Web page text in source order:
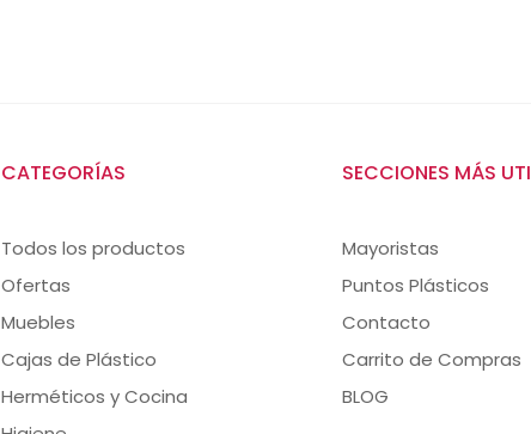
CATEGORÍAS
Todos los productos
Ofertas
Muebles
Cajas de Plástico
Herméticos y Cocina
SECCIONES MÁS
Mayoristas
Puntos Plásticos
Contacto
Carrito de Compras
BLOG